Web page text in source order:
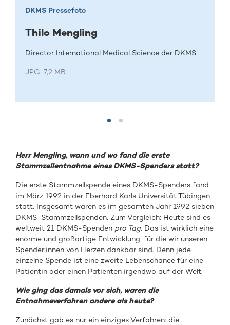
DKMS Pressefoto
Thilo Mengling
Director International Medical Science der DKMS
JPG, 7,2 MB
Herr Mengling, wann und wo fand die erste
Stammzellentnahme eines DKMS-Spenders statt?
Die erste Stammzellspende eines DKMS-Spenders fand
im März 1992 in der Eberhard Karls Universität Tübingen
statt. Insgesamt waren es im gesamten Jahr 1992 sieben
DKMS-Stammzellspenden. Zum Vergleich: Heute sind es
weltweit 21 DKMS-Spenden pro Tag. Das ist wirklich eine
enorme und großartige Entwicklung, für die wir unseren
Spender:innen von Herzen dankbar sind. Denn jede
einzelne Spende ist eine zweite Lebenschance für eine
Patientin oder einen Patienten irgendwo auf der Welt.
Wie ging das damals vor sich, waren die
Entnahmeverfahren andere als heute?
Zunächst gab es nur ein einziges Verfahren: die